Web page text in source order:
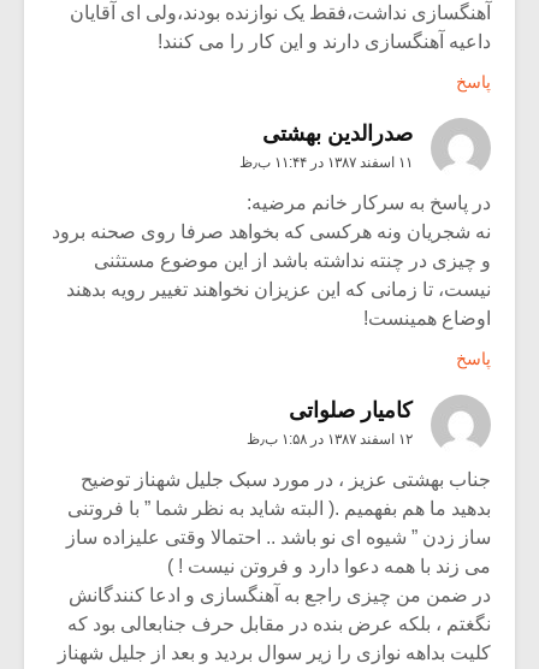
آهنگسازی نداشت،فقط یک نوازنده بودند،ولی ای آقایان
داعیه آهنگسازی دارند و این کار را می کنند!
پاسخ
صدرالدین بهشتی
۱۱ اسفند ۱۳۸۷ در ۱۱:۴۴ ب٫ظ
در پاسخ به سرکار خانم مرضیه:
نه شجریان ونه هرکسی که بخواهد صرفا روی صحنه برود
و چیزی در چنته نداشته باشد از این موضوع مستثنی
نیست، تا زمانی که این عزیزان نخواهند تغییر رویه بدهند
اوضاع همینست!
پاسخ
کامیار صلواتی
۱۲ اسفند ۱۳۸۷ در ۱:۵۸ ب٫ظ
جناب بهشتی عزیز ، در مورد سبک جلیل شهناز توضیح
بدهید ما هم بفهمیم .( البته شاید به نظر شما ” با فروتنی
ساز زدن ” شیوه ای نو باشد .. احتمالا وقتی علیزاده ساز
می زند با همه دعوا دارد و فروتن نیست ! )
در ضمن من چیزی راجع به آهنگسازی و ادعا کنندگانش
نگغتم ، بلکه عرض بنده در مقابل حرف جنابعالی بود که
کلیت بداهه نوازی را زیر سوال بردید و بعد از جلیل شهناز